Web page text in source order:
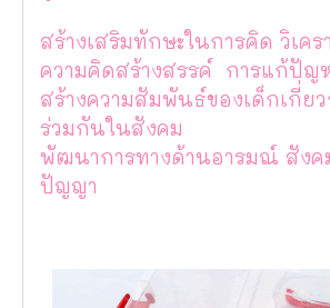
สร้างเสริมทักษะในการคิด วิเค
ความคิดสร้างสรรค์ การแก้ปัญ
สร้างความสัมพันธ์ของเด็กเกี่ย
ร่วมกันในสังคม
พัฒนาการทางด้านอารมณ์ สังค
ปัญญา